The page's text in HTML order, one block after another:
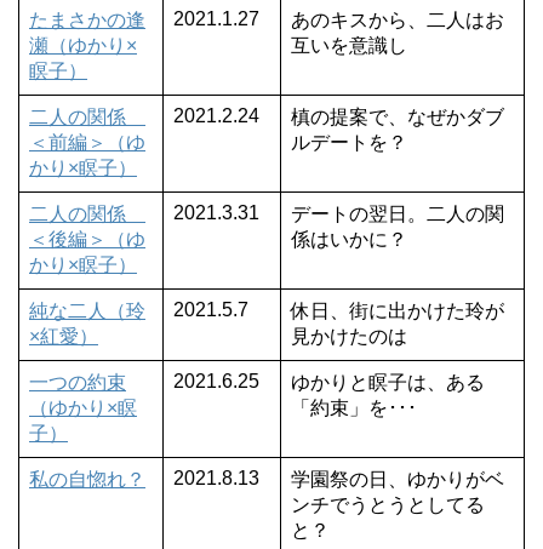
たまさかの逢
瀬（ゆかり×
瞑子）
2021.1.27
あのキスから、二人はお
互いを意識し
二人の関係
＜前編＞（ゆ
かり×瞑子）
2021.2.24
槙の提案で、なぜかダブ
ルデートを？
二人の関係
＜後編＞（ゆ
かり×瞑子）
2021.3.31
デートの翌日。二人の関
係はいかに？
純な二人（玲
×紅愛）
2021.5.7
休日、街に出かけた玲が
見かけたのは
一つの約束
（ゆかり×瞑
子）
2021.6.25
ゆかりと瞑子は、ある
「約束」を･･･
私の自惚れ？ 2021.8.13
学園祭の日、ゆかりがベ
ンチでうとうとしてる
と？